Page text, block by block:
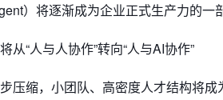
）将逐渐成为企业正式生产力的一
从“人与人协作”转向“人与AI协作”
压缩，小团队、高密度人才结构将成